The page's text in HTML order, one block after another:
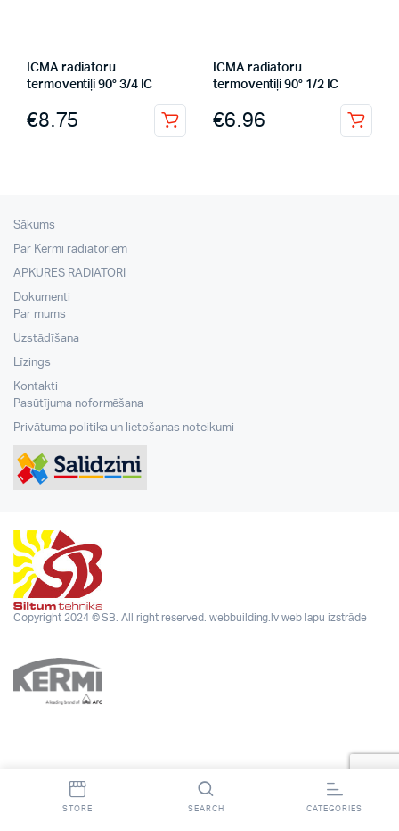
ICMA radiatoru
termoventiļi 90° 3/4 IC
€8.75
ICMA radiatoru
termoventiļi 90° 1/2 IC
€6.96
Sākums
Par Kermi radiatoriem
APKURES RADIATORI
Dokumenti
Par mums
Uzstādīšana
Līzings
Kontakti
Pasūtījuma noformēšana
Privātuma politika un lietošanas noteikumi
Copyright 2024 © SB. All right reserved. webbuilding.lvweb lapu izstrāde
STORE SEARCH CATEGORIES